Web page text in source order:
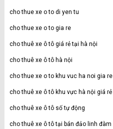
cho thue xe o to di yen tu
cho thue xe o to gia re
cho thuê xe ô tô giá rẻ tại hà nội
cho thuê xe ô tô hà nội
cho thue xe o to khu vuc ha noi gia re
cho thuê xe ô tô khu vực hà nội giá rẻ
cho thuê xe ô tô số tự động
cho thuê xe ô tô tại bán đảo linh đàm